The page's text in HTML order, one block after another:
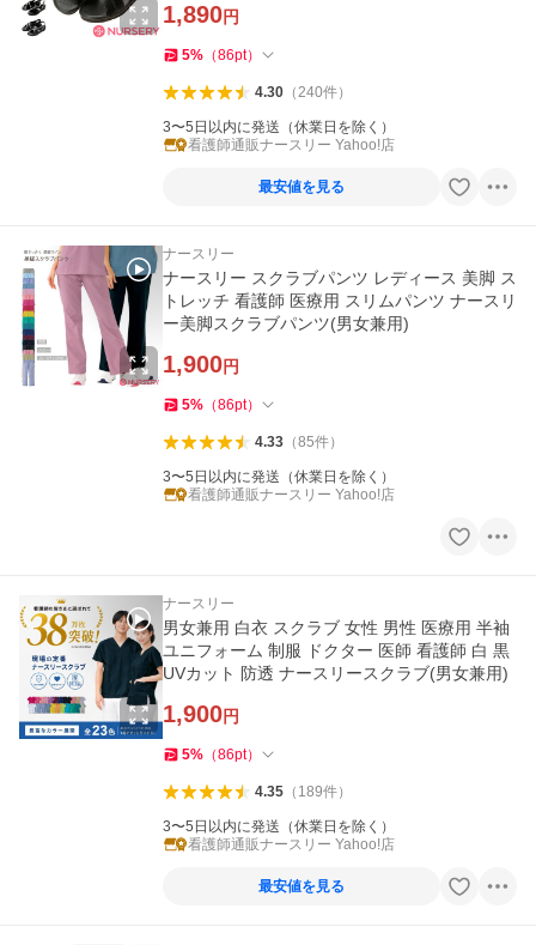
1,890円
5% （86pt）
4.30（240件）
3〜5日以内に発送（休業日を除く）
看護師通販ナースリー Yahoo!店
最安値を見る
ナースリー
ナースリー スクラブパンツ レディース 美脚 ス
トレッチ 看護師 医療用 スリムパンツ ナースリ
ー美脚スクラブパンツ(男女兼用)
1,900円
5% （86pt）
4.33（85件）
3〜5日以内に発送（休業日を除く）
看護師通販ナースリー Yahoo!店
ナースリー
男女兼用 白衣 スクラブ 女性 男性 医療用 半袖
ユニフォーム 制服 ドクター 医師 看護師 白 黒
UVカット 防透 ナースリースクラブ(男女兼用)
1,900円
5% （86pt）
4.35（ 189件）
3〜5日以内に発送（休業日を除く）
看護師通販ナースリー Yahoo!店
最安値を見る